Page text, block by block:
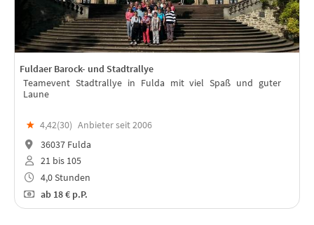
Fuldaer Barock- und Stadtrallye
Teamevent Stadtrallye in Fulda mit viel Spaß und guter
Laune
★ 4,42(30) Anbieter seit 2006
36037 Fulda
21 bis 105
4,0 Stunden
ab18 € p.P.